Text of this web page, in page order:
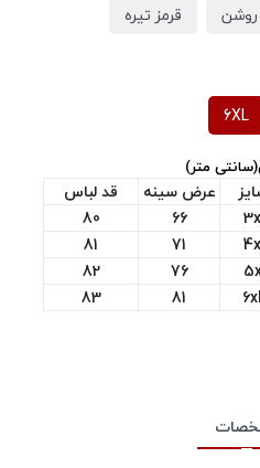
روشن قرمز تیره
6XL
متر)
عرض سینه
قد لباس
3x
66
80
4x
71
81
76
82
6xl
81
83